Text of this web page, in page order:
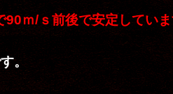
90ｍ/ｓ前後で安定してい
。